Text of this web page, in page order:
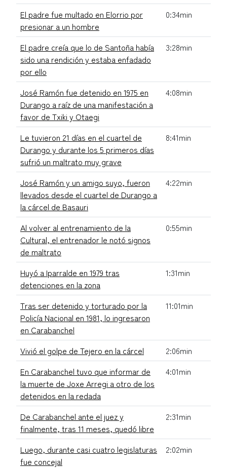
El padre fue multado en Elorrio por
presionar a un hombre
0:34min
El padre creía que lo de Santoña había
sido una rendición y estaba enfadado
por ello
3:28min
José Ramón fue detenido en 1975 en
Durango a raíz de una manifestación a
favor de Txiki y Otaegi
4:08min
Le tuvieron 21 días en el cuartel de
Durango y durante los 5 primeros días
sufrió un maltrato muy grave
8:41min
José Ramón y un amigo suyo, fueron
llevados desde el cuartel de Durango a
la cárcel de Basauri
4:22min
Al volver al entrenamiento de la
Cultural, el entrenador le notó signos
de maltrato
0:55min
Huyó a Iparralde en 1979 tras
detenciones en la zona
1:31min
Tras ser detenido y torturado por la
Policía Nacional en 1981, lo ingresaron
en Carabanchel
11:01min
Vivió el golpe de Tejero en la cárcel
2:06min
En Carabanchel tuvo que informar de
la muerte de Joxe Arregi a otro de los
detenidos en la redada
4:01min
De Carabanchel ante el juez y
finalmente, tras 11 meses, quedó libre
2:31min
Luego, durante casi cuatro legislaturas
fue concejal
2:02min